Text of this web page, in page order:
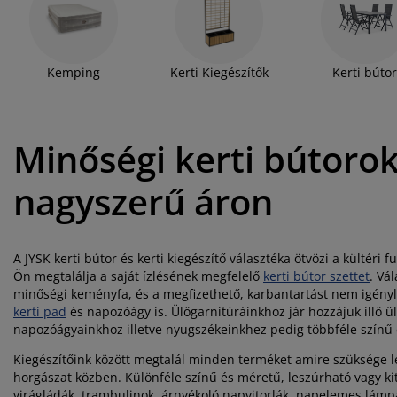
és kiegészítők
világítás
otthonában is tudja élvezni, nem is kell más, mint egy stílusos
néhány szép lámpás és szolárlámpa, egy-két árnyékoló
kertje arra, hogy családjával és barátaival kényelmesen ki
dekorációkat és hasznos kiegészítőket!
Kemping Kerti Kiegészítők Kerti bútor
Minőségi kerti
nagyszerű áron
A JYSK kerti bútor és kerti kiegészítő választéka ötvözi a
Ön megtalálja a saját ízlésének megfelelő kerti bútor szettet.
minőségi keményfa, és a megfizethető, karbantartást nem
kerti pad és napozóágy is. Ülőgarnitúráinkhoz jár hozzájuk illő
napozóágyainkhoz illetve nyugszékeinkhez pedig többféle
Kiegészítőink között megtalál minden terméket amire
horgászat közben. Különféle színű és méretű, leszúrható vagy